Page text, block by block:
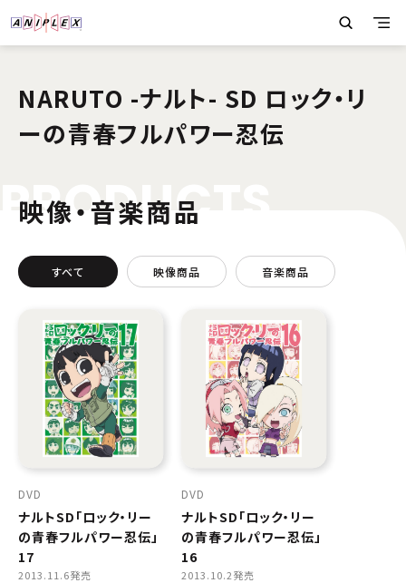
NARUTO -ナルト- SD ロック・リ
ーの青春フルパワー忍伝
PRODUC
映像・音楽商品
すべて 映像商品 音楽商品
DVD
ナルトSD「ロック・リー
の青春フルパワー忍伝」
17
2013.11.6発売
DVD
ナルトSD「ロック・リー
の青春フルパワー忍伝」
16
2013.10.2発売